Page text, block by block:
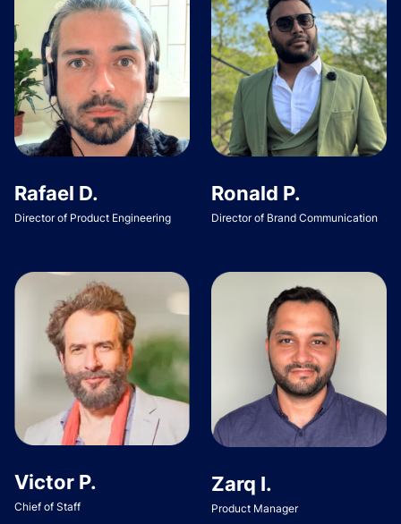
Rafael D.
Director of Product Engineering
Ronald P.
Director of Brand Communication
Victor P.
Chief of Staff
Zarq I.
Product Manager